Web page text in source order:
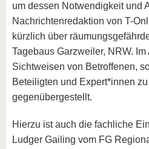
um dessen Notwendigkeit und
Nachrichtenredaktion von T-
kürzlich über
Tagebaus Garzweiler, NRW.
Sichtweisen von Betroffenen,
Beteiligten und Expert*innen
gegenübergestellt.
Hierzu ist auch die fachliche
Ludger Gailing vom FG